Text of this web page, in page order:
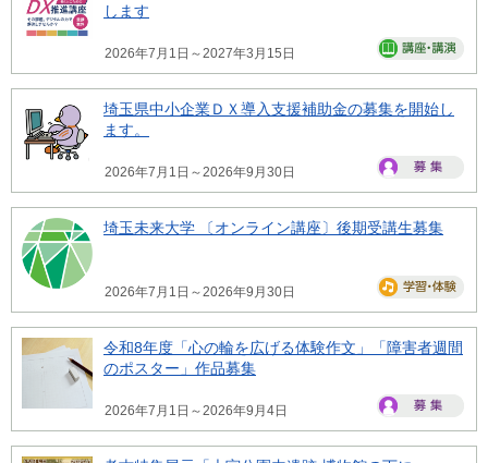
します
2026年7月1日～2027年3月15日
埼玉県中小企業ＤＸ導入支援補助金の募集を開始し
ます。
2026年7月1日～2026年9月30日
埼玉未来大学 〔オンライン講座〕後期受講生募集
2026年7月1日～2026年9月30日
令和8年度「心の輪を広げる体験作文」「障害者週間
のポスター」作品募集
2026年7月1日～2026年9月4日